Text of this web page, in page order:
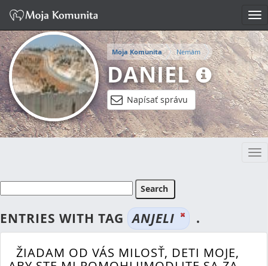
Moja Komunita Nemám
DANIEL
Napísať správu
ENTRIES WITH TAG ANJELI .
ŽIADAM OD VÁS MILOSŤ, DETI MOJE,